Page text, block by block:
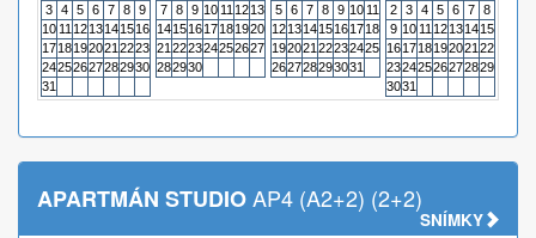
3 4 5 6 7 8 9
10 11 1213141516
1718192021 2223
24252627282930
31
7 8 9 10 11 1213
14151617181920
21 222324252627
282930
5 6 7 8 9 10 11
12131415161718
192021 22232425
262728293031
2 3 4 5 6 7 8
9 10 11 12131415
161718192021 22
23242526272829
3031
APARTMÁN STUDIOAP4 (A2+2) (2+2)
SNÍMKY